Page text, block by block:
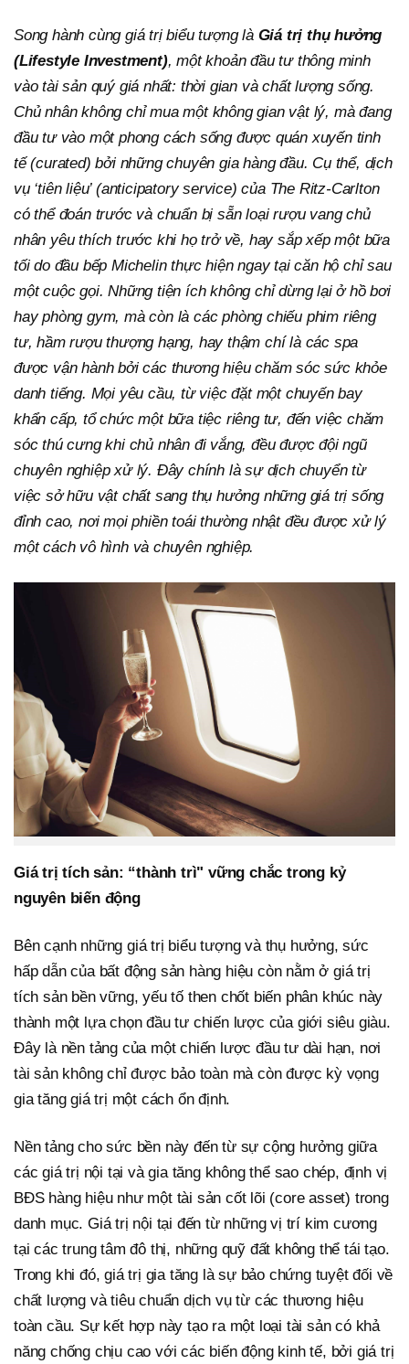
Song hành cùng giá trị biểu tượng là Giá trị thụ hưởng
(Lifestyle Investment), một khoản đầu tư thông minh
vào tài sản quý giá nhất: thời gian và chất lượng sống.
Chủ nhân không chỉ mua một không gian vật lý, mà đang
đầu tư vào một phong cách sống được quán xuyến tinh
tế (curated) bởi những chuyên gia hàng đầu. Cụ thể, dịch
vụ ‘tiên liệu’ (anticipatory service) của The Ritz-Carlton
có thể đoán trước và chuẩn bị sẵn loại rượu vang chủ
nhân yêu thích trước khi họ trở về, hay sắp xếp một bữa
tối do đầu bếp Michelin thực hiện ngay tại căn hộ chỉ sau
một cuộc gọi. Những tiện ích không chỉ dừng lại ở hồ bơi
hay phòng gym, mà còn là các phòng chiếu phim riêng
tư, hầm rượu thượng hạng, hay thậm chí là các spa
được vận hành bởi các thương hiệu chăm sóc sức khỏe
danh tiếng. Mọi yêu cầu, từ việc đặt một chuyến bay
khẩn cấp, tổ chức một bữa tiệc riêng tư, đến việc chăm
sóc thú cưng khi chủ nhân đi vắng, đều được đội ngũ
chuyên nghiệp xử lý. Đây chính là sự dịch chuyển từ
việc sở hữu vật chất sang thụ hưởng những giá trị sống
đỉnh cao, nơi mọi phiền toái thường nhật đều được xử lý
một cách vô hình và chuyên nghiệp.
Giá trị tích sản: “thành trì" vững chắc trong kỷ
nguyên biến động
Bên cạnh những giá trị biểu tượng và thụ hưởng, sức
hấp dẫn của bất động sản hàng hiệu còn nằm ở giá trị
tích sản bền vững, yếu tố then chốt biến phân khúc này
thành một lựa chọn đầu tư chiến lược của giới siêu giàu.
Đây là nền tảng của một chiến lược đầu tư dài hạn, nơi
tài sản không chỉ được bảo toàn mà còn được kỳ vọng
gia tăng giá trị một cách ổn định.
Nền tảng cho sức bền này đến từ sự cộng hưởng giữa
các giá trị nội tại và gia tăng không thể sao chép, định vị
BĐS hàng hiệu như một tài sản cốt lõi (core asset) trong
danh mục. Giá trị nội tại đến từ những vị trí kim cương
tại các trung tâm đô thị, những quỹ đất không thể tái tạo.
Trong khi đó, giá trị gia tăng là sự bảo chứng tuyệt đối về
chất lượng và tiêu chuẩn dịch vụ từ các thương hiệu
toàn cầu. Sự kết hợp này tạo ra một loại tài sản có khả
năng chống chịu cao với các biến động kinh tế, bởi giá trị